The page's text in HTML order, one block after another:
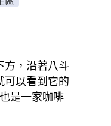
方，沿著八斗
可以看到它的
是一家咖啡